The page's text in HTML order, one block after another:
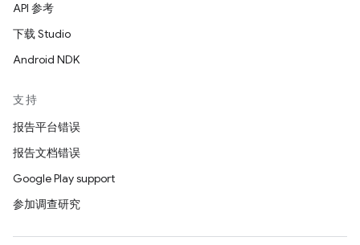
API 参考
下载 Studio
Android NDK
支持
报告平台错误
报告文档错误
Google Play support
参加调查研究